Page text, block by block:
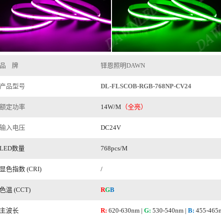
品 牌 铎恩照明DAWN
产品型号 DL-FLSCOB-RGB-768NP-CV24
额定功率 14W/M （全亮）
输入电压 DC24V
LED数量 768pcs/M
显色指数 (CRI) /
色温 (CCT) RGB
主波长 R: 620-630nm | G: 530-540nm | B: 455-